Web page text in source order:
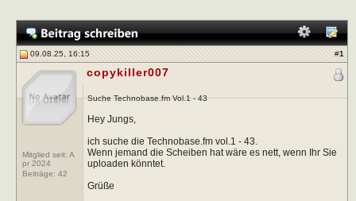
09.08.25, 16:15 #1
Mitglied seit: A
pr 2024
Beiträge: 42
copykiller007
Suche Technobase.fm Vol.1 - 43
Hey Jungs,
ich suche die Technobase.fm vol.1 - 43.
Wenn jemand die Scheiben hat wäre es nett, wenn Ihr Sie
uploaden könntet.
Grüße